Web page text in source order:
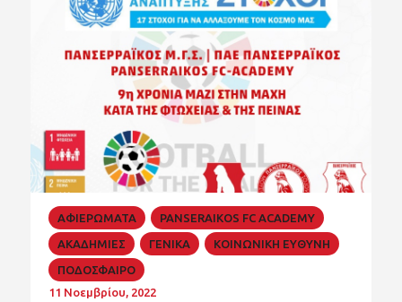
ΑΦΙΕΡΩΜΑΤΑ PANSERAIKOS FC ACADEMY
ΑΚΑΔΗΜΙΕΣ ΓΕΝΙΚΑ ΚΟΙΝΩΝΙΚΗ ΕΥΘΥΝΗ
ΠΟΔΟΣΦΑΙΡΟ
11 Νοεμβρίου, 2022